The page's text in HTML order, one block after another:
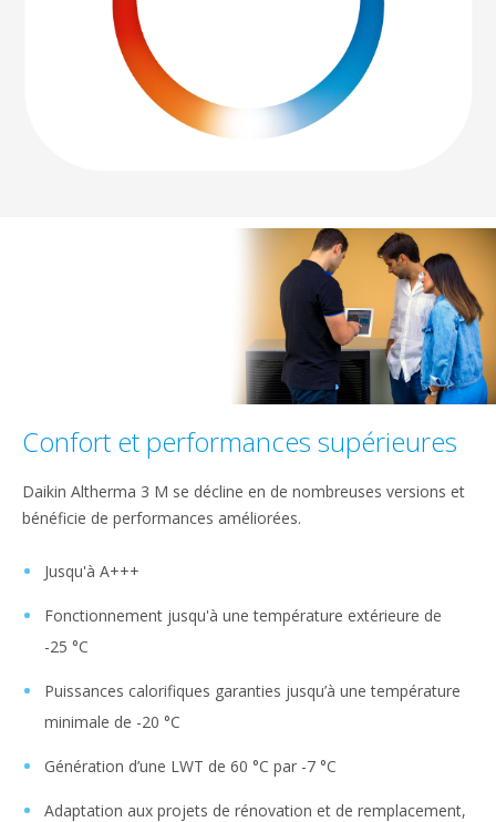
Confort et performances supérieures
Daikin Altherma 3 M se décline en de nombreuses versions et
bénéficie de performances améliorées.
Jusqu'à A+++
Fonctionnement jusqu'à une température extérieure de
-25 °C
Puissances calorifiques garanties jusqu’à une température
minimale de -20 °C
Génération d’une LWT de 60 °C par -7 °C
Adaptation aux projets de rénovation et de remplacement,